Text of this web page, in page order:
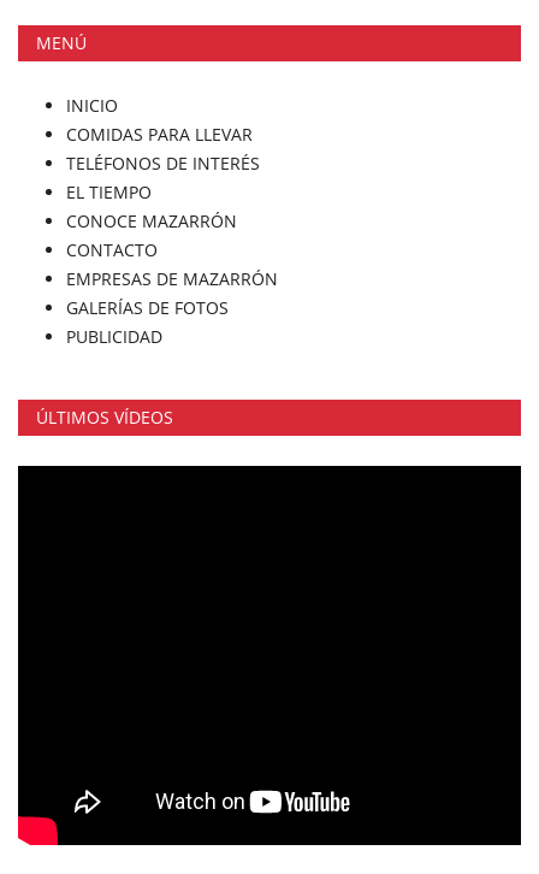
MENÚ
INICIO
COMIDAS PARA LLEVAR
TELÉFONOS DE INTERÉS
EL TIEMPO
CONOCE MAZARRÓN
CONTACTO
EMPRESAS DE MAZARRÓN
GALERÍAS DE FOTOS
PUBLICIDAD
ÚLTIMOS VÍDEOS